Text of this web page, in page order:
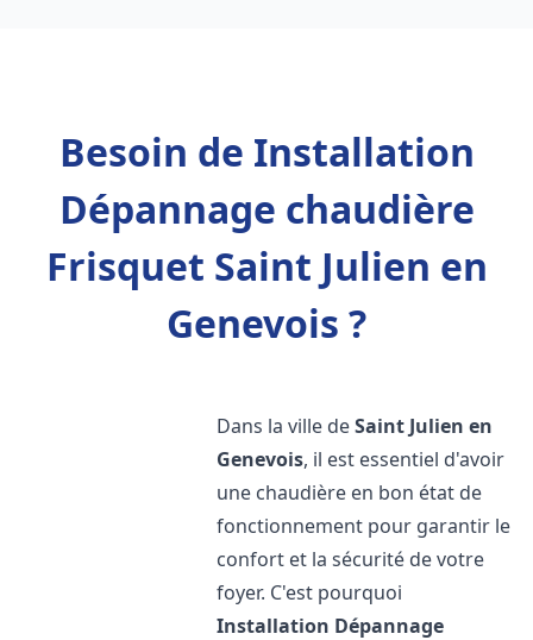
Besoin de Installation
Dépannage chaudière
Frisquet Saint Julien en
Genevois ?
Dans la ville deSaint Julien en
Genevois, il est essentiel d'avoir
une chaudière en bon état de
fonctionnement pour garantir le
confort et la sécurité de votre
foyer. C'est pourquoi
Installation Dépannage